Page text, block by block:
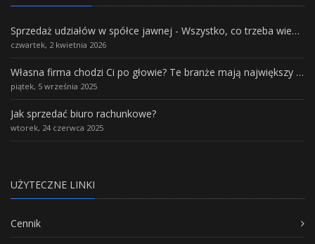
Sprzedaż udziałów w spółce jawnej - Wszystko, co trzeba wiedzieć.
czwartek, 2 kwietnia 2026
Własna firma chodzi Ci po głowie? Te branże mają największy potencjał rozwoju
piątek, 5 września 2025
Jak sprzedać biuro rachunkowe?
wtorek, 24 czerwca 2025
UŻYTECZNE LINKI
Cennik